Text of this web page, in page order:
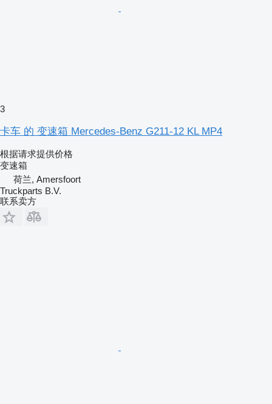
3
卡车 的 变速箱 Mercedes-Benz G211-12 KL MP4
根据请求提供价格
变速箱
荷兰, Amersfoort
Truckparts B.V.
联系卖方